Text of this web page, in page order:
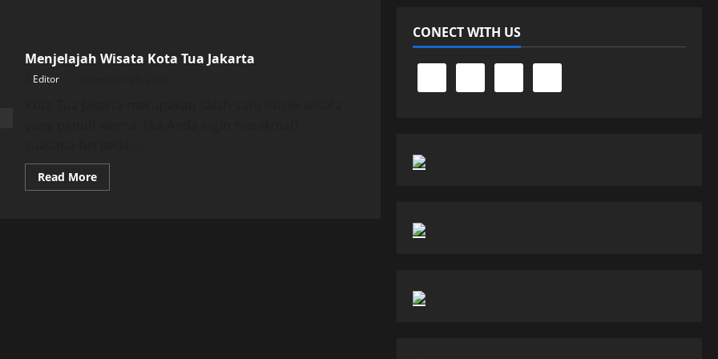
Menjelajah Wisata Kota Tua Jakarta
Editor
Read MoreRead
more
CONECT WITH US